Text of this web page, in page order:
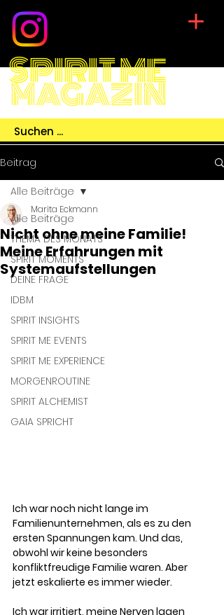
SPIRIT ME
MAGAZIN
Beitrag
Alle Beiträge
THEMA DES MONATS
SPIRIT MOMENTS
DEINE FRAGE
IDBM
SPIRIT INSIGHTS
SPIRIT ME EVENTS
SPIRIT ME EXPERIENCE
MORGENROUTINE
SPIRIT ALCHEMIST
GAIA SPRICHT
Alle Beiträge
Nicht ohne meine Familie!
Meine Erfahrungen mit
Systemaufstellungen
Marita Eckmann
Ich war noch nicht lange im
Familienunternehmen, als es zu den
ersten Spannungen kam. Und das,
obwohl wir keine besonders
konfliktfreudige Familie waren. Aber
jetzt eskalierte es immer wieder.
Ich war irritiert, meine Nerven lagen